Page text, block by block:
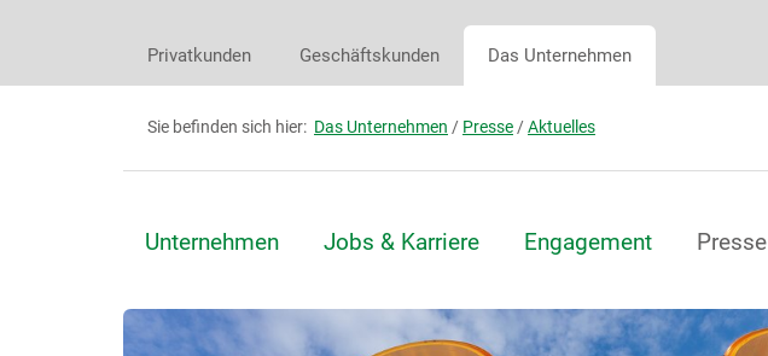
Privatkunden Geschäftskunden Das Unternehmen
Sie befinden sich hier: Das Unternehmen / Presse /Aktuelles
Unternehmen Jobs & Karriere Engagement Presse